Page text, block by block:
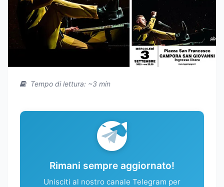
Tempo di lettura: ~3 min
Rimani sempre aggiornato!
Unisciti al nostro canale Telegram per